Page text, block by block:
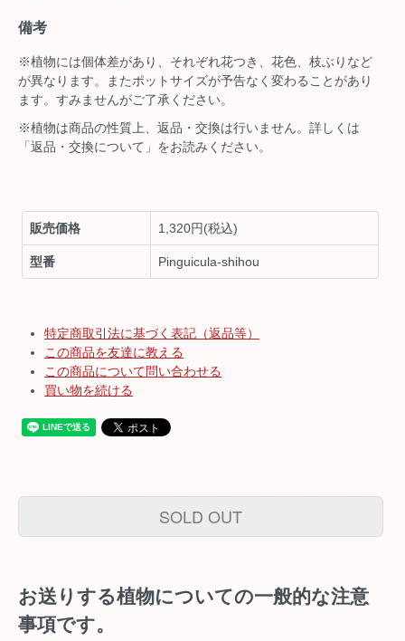
備考
※植物には個体差があり、それぞれ花つき、花色、枝ぶりなど
が異なります。またポットサイズが予告なく変わることがあり
ます。すみませんがご了承ください。
※植物は商品の性質上、返品・交換は行いません。詳しくは
「返品・交換について」をお読みください。
販売価格 1,320円(税込)
型番 Pinguicula-shihou
特定商取引法に基づく表記（返品等）
この商品を友達に教える
この商品について問い合わせる
買い物を続ける
SOLD OUT
お送りする植物についての一般的な注意
事項です。